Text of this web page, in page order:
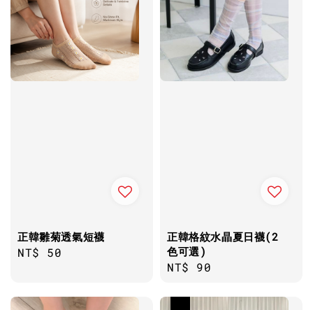
正韓雛菊透氣短襪
Regular
NT$ 50
正韓格紋水晶夏日襪(2
色可選)
Regular
NT$ 90